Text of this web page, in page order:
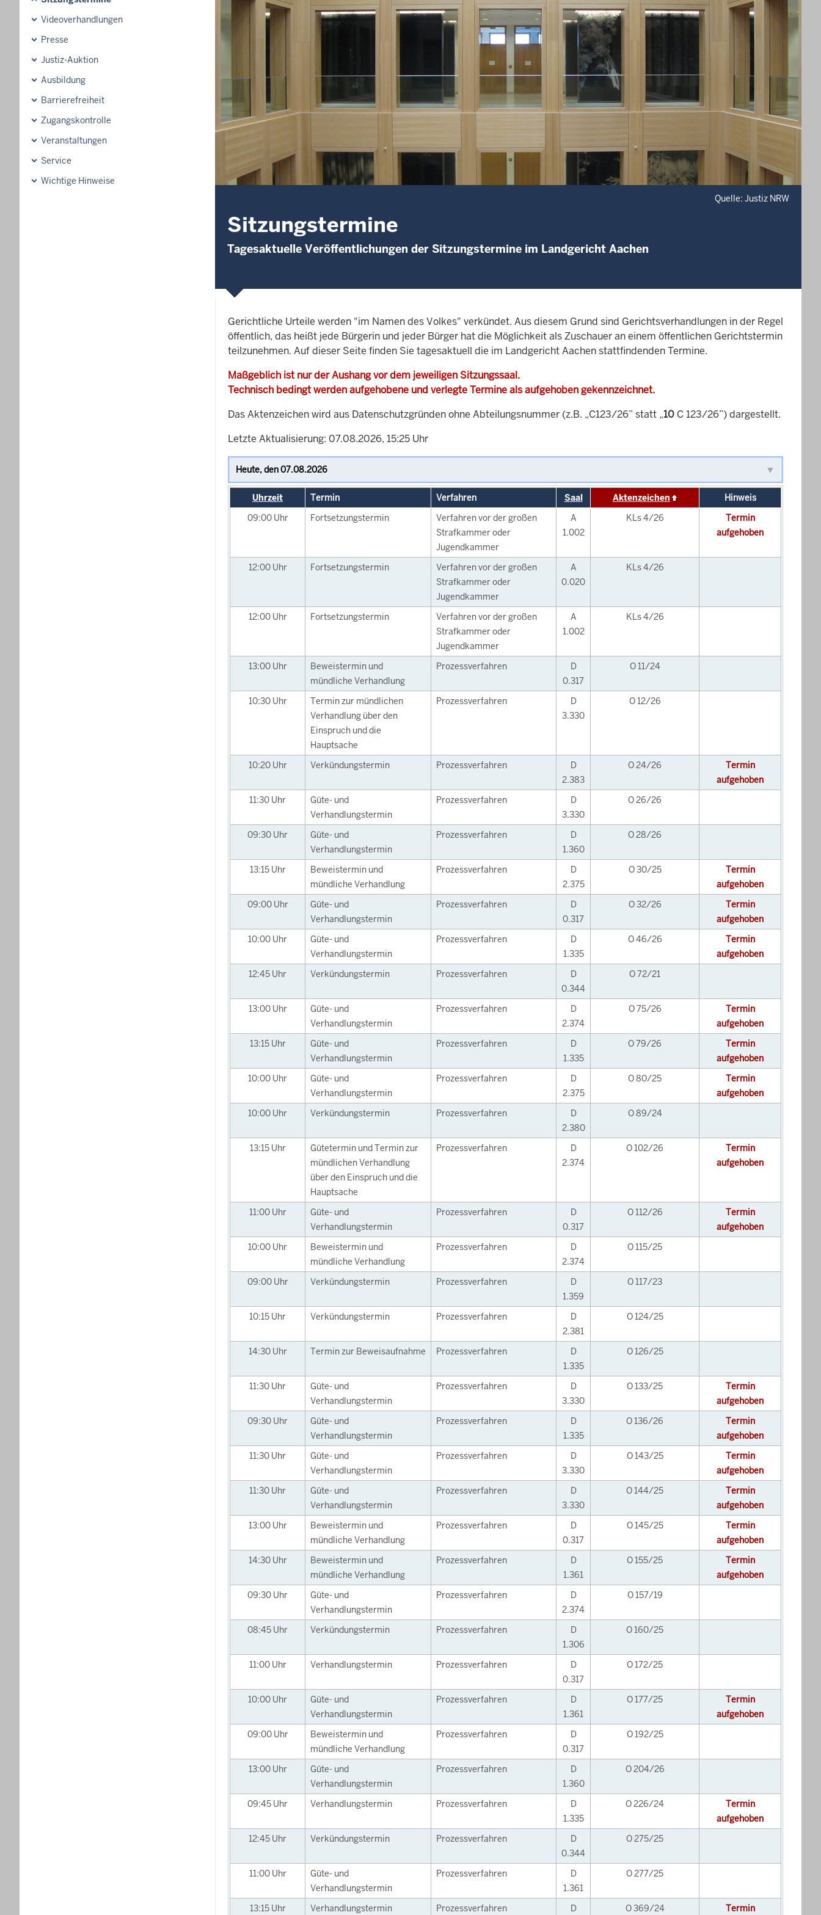
Videoverhandlungen
Presse
Justiz-Auktion
Ausbildung
Barrierefreiheit
Zugangskontrolle
Veranstaltungen
Service
Wichtige Hinweise
Quelle: Justiz NRW
Sitzungstermine
Tagesaktuelle Veröffentlichungen der Sitzungstermine im Landgericht Aachen
Gerichtliche Urteile werden "im Namen des Volkes" verkündet. Aus diesem Grund sind Gerichtsverhandlungen in der Regel
öffentlich, das heißt jede Bürgerin und jeder Bürger hat die Möglichkeit als Zuschauer an einem öffentlichen Gerichtstermin
teilzunehmen. Auf dieser Seite finden Sie tagesaktuell die im Landgericht Aachen stattfindenden Termine.
Maßgeblich ist nur der Aushang vor dem jeweiligen Sitzungssaal.
Technisch bedingt werden aufgehobene und verlegte Termine als aufgehoben gekennzeichnet.
Das Aktenzeichen wird aus Datenschutzgründen ohne Abteilungsnummer (z.B. „C123/26” statt „10 C 123/26”) dargestellt.
Letzte Aktualisierung: 07.08.2026, 15:25 Uhr
Uhrzeit Termin Verfahren Saal Aktenzeichen
Hinweis
09:00 Uhr Fortsetzungstermin
Verfahren vor der großen
Strafkammer oder
Jugendkammer
A
1.002
KLs 4/26
Termin
aufgehoben
12:00 Uhr Fortsetzungstermin
Verfahren vor der großen
Strafkammer oder
Jugendkammer
A
0.020
KLs 4/26
12:00 Uhr Fortsetzungstermin
Verfahren vor der großen
Strafkammer oder
Jugendkammer
A
1.002
KLs 4/26
13:00 Uhr
Beweistermin und
mündliche Verhandlung
Prozessverfahren
D
0.317
O 11/24
10:30 Uhr
Termin zur mündlichen
Verhandlung über den
Einspruch und die
Hauptsache
Prozessverfahren
D
3.330
O 12/26
10:20 Uhr Verkündungstermin Prozessverfahren
D
2.383
O 24/26
Termin
aufgehoben
11:30 Uhr
Güte- und
Verhandlungstermin
Prozessverfahren
D
3.330
O 26/26
09:30 Uhr
Güte- und
Verhandlungstermin
Prozessverfahren
D
1.360
O 28/26
13:15 Uhr
Beweistermin und
mündliche Verhandlung
Prozessverfahren
D
2.375
O 30/25
Termin
aufgehoben
09:00 Uhr
Güte- und
Verhandlungstermin
Prozessverfahren
D
0.317
O 32/26
Termin
aufgehoben
10:00 Uhr
Güte- und
Verhandlungstermin
Prozessverfahren
D
1.335
O 46/26
Termin
aufgehoben
12:45 Uhr Verkündungstermin Prozessverfahren
D
0.344
O 72/21
13:00 Uhr
Güte- und
Verhandlungstermin
Prozessverfahren
D
2.374
O 75/26
Termin
aufgehoben
13:15 Uhr
Güte- und
Verhandlungstermin
Prozessverfahren
D
1.335
O 79/26
Termin
aufgehoben
10:00 Uhr
Güte- und
Verhandlungstermin
Prozessverfahren
D
2.375
O 80/25
Termin
aufgehoben
10:00 Uhr Verkündungstermin Prozessverfahren
D
2.380
O 89/24
13:15 Uhr
Gütetermin und Termin zur
mündlichen Verhandlung
über den Einspruch und die
Hauptsache
Prozessverfahren
D
2.374
O 102/26
Termin
aufgehoben
11:00 Uhr
Güte- und
Verhandlungstermin
Prozessverfahren
D
0.317
O 112/26
Termin
aufgehoben
10:00 Uhr
Beweistermin und
mündliche Verhandlung
Prozessverfahren
D
2.374
O 115/25
09:00 Uhr Verkündungstermin Prozessverfahren
D
1.359
O 117/23
10:15 Uhr Verkündungstermin Prozessverfahren
D
2.381
O 124/25
14:30 Uhr Termin zur Beweisaufnahme Prozessverfahren
D
1.335
O 126/25
11:30 Uhr
Güte- und
Verhandlungstermin
Prozessverfahren
D
3.330
O 133/25
Termin
aufgehoben
09:30 Uhr
Güte- und
Verhandlungstermin
Prozessverfahren
D
1.335
O 136/26
Termin
aufgehoben
11:30 Uhr
Güte- und
Verhandlungstermin
Prozessverfahren
D
3.330
O 143/25
Termin
aufgehoben
11:30 Uhr
Güte- und
Verhandlungstermin
Prozessverfahren
D
3.330
O 144/25
Termin
aufgehoben
13:00 Uhr
Beweistermin und
mündliche Verhandlung
Prozessverfahren
D
0.317
O 145/25
Termin
aufgehoben
14:30 Uhr
Beweistermin und
mündliche Verhandlung
Prozessverfahren
D
1.361
O 155/25
Termin
aufgehoben
09:30 Uhr
Güte- und
Verhandlungstermin
Prozessverfahren
D
2.374
O 157/19
08:45 Uhr Verkündungstermin Prozessverfahren
D
1.306
O 160/25
11:00 Uhr Verhandlungstermin Prozessverfahren
D
0.317
O 172/25
10:00 Uhr
Güte- und
Verhandlungstermin
Prozessverfahren
D
1.361
O 177/25
Termin
aufgehoben
09:00 Uhr
Beweistermin und
mündliche Verhandlung
Prozessverfahren
D
0.317
O 192/25
13:00 Uhr
Güte- und
Verhandlungstermin
Prozessverfahren
D
1.360
O 204/26
09:45 Uhr Verhandlungstermin Prozessverfahren
D
1.335
O 226/24
Termin
aufgehoben
12:45 Uhr Verkündungstermin Prozessverfahren
D
0.344
O 275/25
11:00 Uhr
Güte- und
Verhandlungstermin
Prozessverfahren
D
1.361
O 277/25
13:15 Uhr Verhandlungstermin Prozessverfahren D O 369/24 Termin